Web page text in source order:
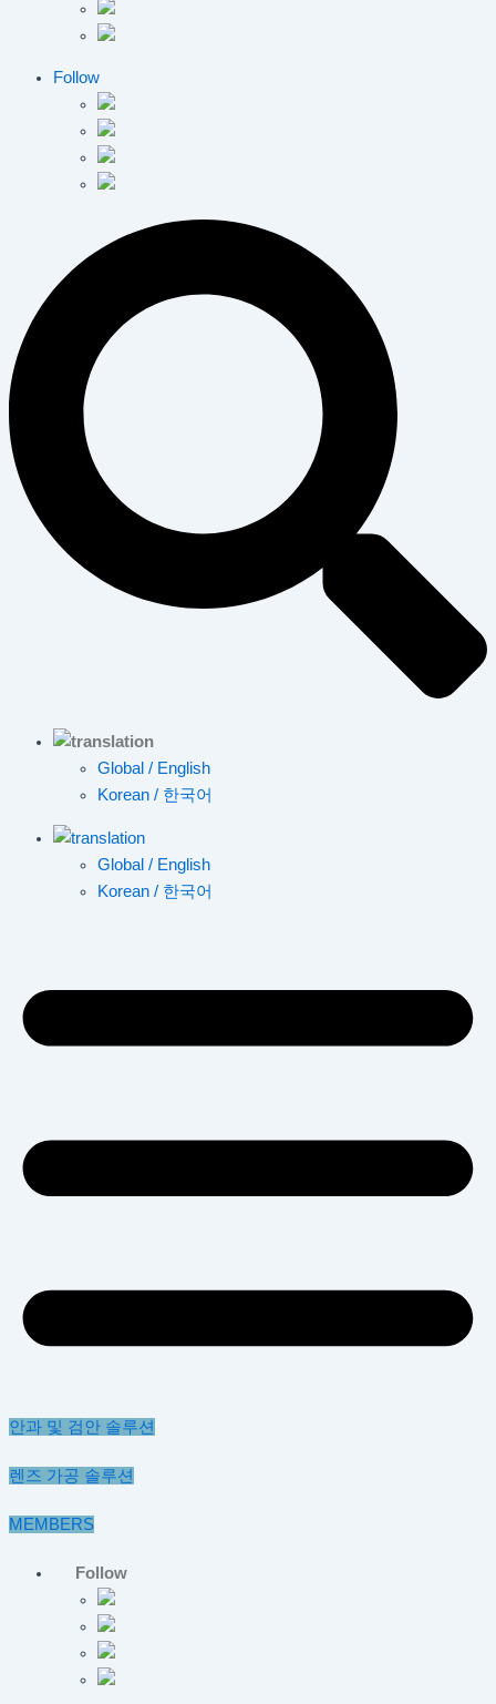
Follow
Global / English
Korean / 한국어
Global / English
Korean / 한국어
안과 및 검안 솔루션
렌즈 가공 솔루션
MEMBERS
Follow